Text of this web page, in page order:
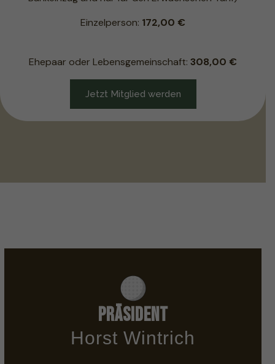
Einzelperson: 172,00 €
Ehepaar oder Lebensgemeinschaft: 308,00 €
Jetzt Mitglied werden
Präsident
Horst Wintrich